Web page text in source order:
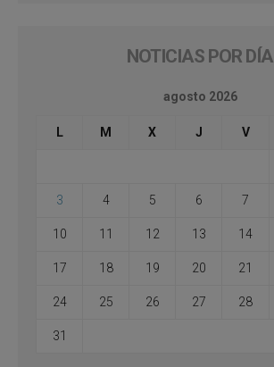
NOTICIAS POR DÍA
agosto 2026
L M X J V
3 4 5 6 7
10 11 12 13 14
17 18 19 20 21
24 25 26 27 28
31